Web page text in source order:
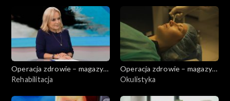
Operacja zdrowie – magazyn
medyczny
Rehabilitacja
Operacja zdrowie – magazyn
medyczny
Okulistyka